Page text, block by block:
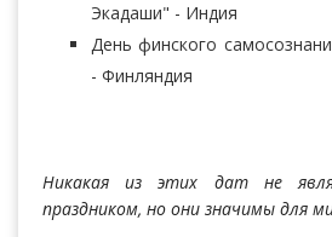
Экадаши" - Индия
День финского
- Финляндия
Никакая из этих дат не
праздником, но они значимы для